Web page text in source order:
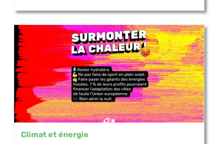
Climat et énergie